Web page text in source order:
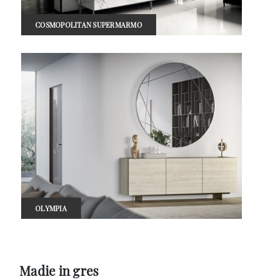
COSMOPOLITAN SUPERMARMO
OLYMPIA
Madie in gres